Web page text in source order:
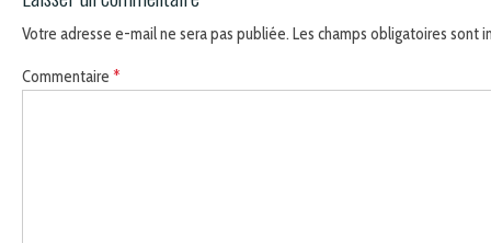
Votre adresse e-mail ne sera pas publiée. Les champs obligatoires sont
Commentaire *